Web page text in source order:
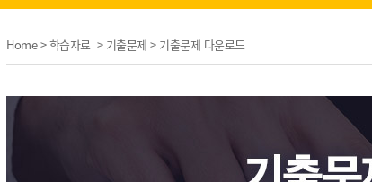
Home>학습자료> 기출문제 > 기출문제 다운로드